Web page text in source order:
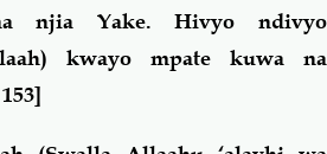
njia Yake. Hivyo ndivyo
kwayo mpate kuwa na